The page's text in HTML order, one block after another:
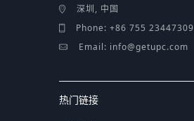
深圳, 中国
Phone: +86 755 23447309
Email: info@getupc.com
热门链接